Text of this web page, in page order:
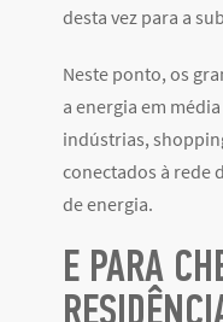
desta vez para a
Neste ponto, os
a energia em
indústrias,
conectados à rede
de energia.
E PARA